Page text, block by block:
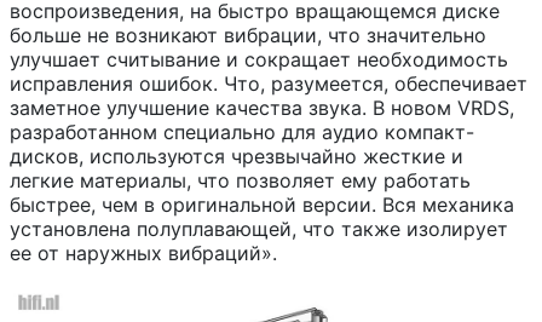
воспроизведения, на быстро вращающемся диске
больше не возникают вибрации, что значительно
улучшает считывание и сокращает необходимость
исправления ошибок. Что, разумеется, обеспечивает
заметное улучшение качества звука. В новом VRDS,
разработанном специально для аудио компакт-
дисков, используются чрезвычайно жесткие и
легкие материалы, что позволяет ему работать
быстрее, чем в оригинальной версии. Вся механика
установлена полуплавающей, что также изолирует
ее от наружных вибраций».